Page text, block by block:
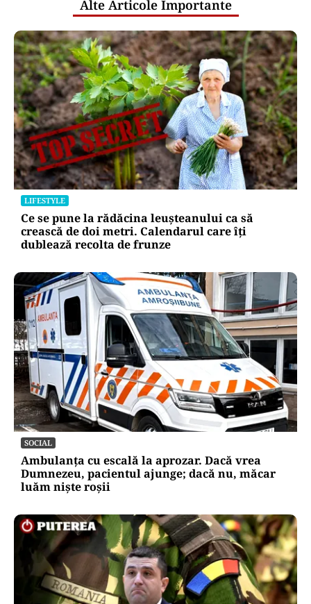
Alte Articole Importante
LIFESTYLE
Ce se pune la rădăcina leușteanului ca să
crească de doi metri. Calendarul care îți
dublează recolta de frunze
SOCIAL
Ambulanța cu escală la aprozar. Dacă vrea
Dumnezeu, pacientul ajunge; dacă nu, măcar
luăm niște roșii